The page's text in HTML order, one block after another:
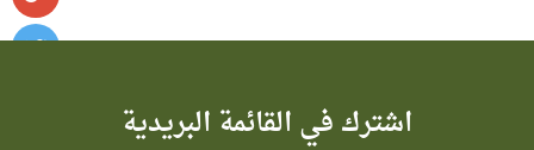
اشترك في القائمة البريدية